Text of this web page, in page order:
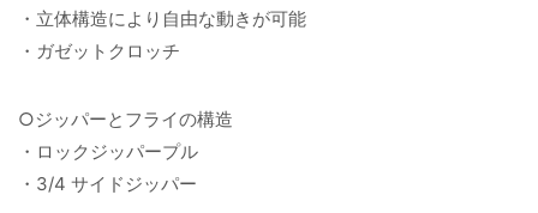
・立体構造により自由な動きが可能
・ガゼットクロッチ
○ジッパーとフライの構造
・ロックジッパープル
・3/4 サイドジッパー